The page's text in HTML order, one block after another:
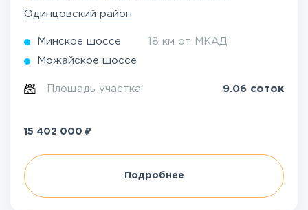
Одинцовский район
Минское шоссе 18 км от МКАД
Можайское шоссе
Площадь участка: 9.06 соток
15 402 000 ₽
Подробнее